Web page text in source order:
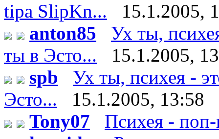
tipa SlipKn...
15.1.2005,
anton85
Ух ты,
ты в Эсто...
15.1.2005,
spb
Ух ты, психея -
Эсто...
15.1.2005, 13:58
Tony07
Психея -